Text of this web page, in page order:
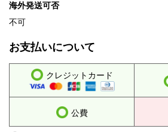
海外発送可否
不可
お支払いについて
クレジットカード
公費